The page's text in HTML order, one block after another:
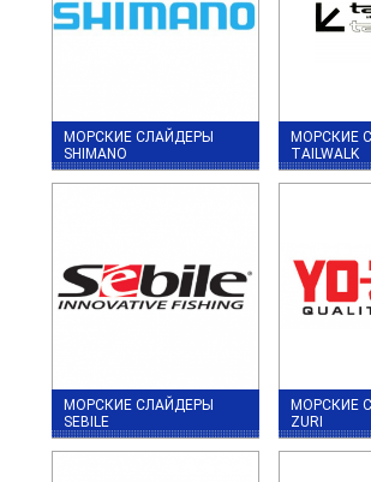
МОРСКИЕ СЛАЙДЕРЫ
SHIMANO
МОРСКИЕ
TAILWALK
МОРСКИЕ СЛАЙДЕРЫ
SEBILE
МОРСКИЕ
ZURI